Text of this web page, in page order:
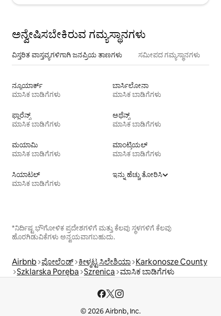
ಅನ್ವೇಷಿಸಬೇಕಿರುವ ಗಮ್ಯಸ್ಥಾನಗಳು
ವಿಸ್ತರಿತ ವಾಸ್ತವ್ಯಗಳಿಗಾಗಿ ಜನಪ್ರಿಯ ತಾಣಗಳು ಸಮೀಪದ ಗಮ್ಯಸ್ಥಾನಗಳು
ನ್ಯೂಯಾರ್ಕ್
ಮಾಸಿಕ ಬಾಡಿಗೆಗಳು
ಬಾರ್ಸಿಲೋನಾ
ಮಾಸಿಕ ಬಾಡಿಗೆಗಳು
ಫ್ಲಾರೆನ್ಸ್
ಮಾಸಿಕ ಬಾಡಿಗೆಗಳು
ಅಥೆನ್ಸ್
ಮಾಸಿಕ ಬಾಡಿಗೆಗಳು
ಮಯಾಮಿ
ಮಾಸಿಕ ಬಾಡಿಗೆಗಳು
ಮಾಂಟ್ರಿಯಲ್
ಮಾಸಿಕ ಬಾಡಿಗೆಗಳು
ಸಿಯಾಟಲ್
ಮಾಸಿಕ ಬಾಡಿಗೆಗಳು
ಇನ್ನು ಹೆಚ್ಚು ತೋರಿಸಿ
*ನಿರ್ದಿಷ್ಟ ಭೌಗೋಳಿಕ ಪ್ರದೇಶಗಳಿಗೆ ಮತ್ತು ಕೆಲವು ಸ್ಥಳಗಳಿಗೆ ಕೆಲವು
ಹೊರಗಿಡುವಿಕೆಗಳು ಅನ್ವಯವಾಗಬಹುದು.
Airbnb ಪೋಲೆಂಡ್ ಕೀಳ್ಮಟ್ಟ ಸಿಲೇಶಿಯಾ Karkonosze County
Szklarska Poręba Szrenica ಮಾಸಿಕ ಬಾಡಿಗೆಗಳು
© 2026 Airbnb, Inc.